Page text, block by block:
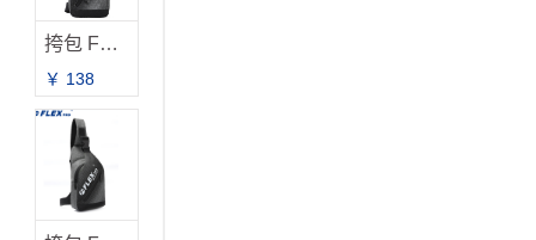
挎包 FB-2033 新品上市
￥ 138